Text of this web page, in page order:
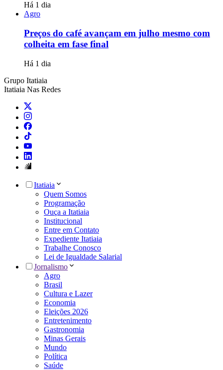
Há 1 dia
Agro
Preços do café avançam em julho mesmo com
colheita em fase final
Há 1 dia
Grupo Itatiaia
Itatiaia Nas Redes
Itatiaia
Quem Somos
Programação
Ouça a Itatiaia
Institucional
Entre em Contato
Expediente Itatiaia
Trabalhe Conosco
Lei de Igualdade Salarial
Jornalismo
Agro
Brasil
Cultura e Lazer
Economia
Eleições 2026
Entretenimento
Gastronomia
Minas Gerais
Mundo
Política
Saúde